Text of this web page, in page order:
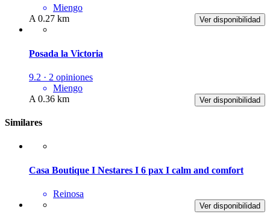
Miengo
Ver disponibilidad
A 0.27 km
Posada la Victoria
9.2 · 2 opiniones
Miengo
Ver disponibilidad
A 0.36 km
Similares
Casa Boutique I Nestares I 6 pax I calm and comfort
Reinosa
Ver disponibilidad